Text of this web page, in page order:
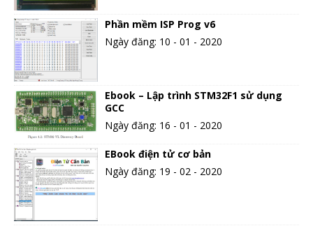
Phần mềm ISP Prog v6
Ngày đăng: 10 - 01 - 2020
Ebook – Lập trình STM32F1 sử dụng
GCC
Ngày đăng: 16 - 01 - 2020
EBook điện tử cơ bản
Ngày đăng: 19 - 02 - 2020